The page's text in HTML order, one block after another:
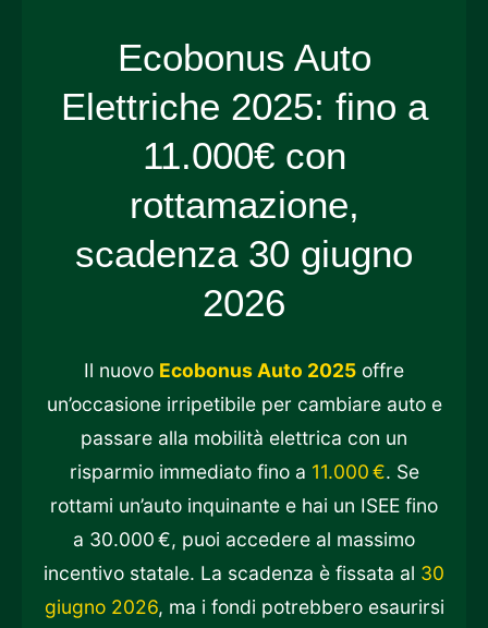
Ecobonus Auto
Elettriche 2025: fino a
11.000€ con
rottamazione,
scadenza 30 giugno
2026
Il nuovo Ecobonus Auto 2025 offre
un’occasione irripetibile per cambiare auto e
passare alla mobilità elettrica con un
risparmio immediato fino a 11.000 €. Se
rottami un’auto inquinante e hai un ISEE fino
a 30.000 €, puoi accedere al massimo
incentivo statale. La scadenza è fissata al 30
giugno 2026, ma i fondi potrebbero esaurirsi